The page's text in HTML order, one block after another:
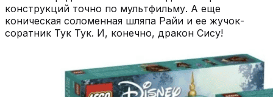
конструкций точно по мультфильму. А еще
коническая соломенная шляпа Райи и ее жучок-
соратник Тук Тук. И, конечно, дракон Сису!